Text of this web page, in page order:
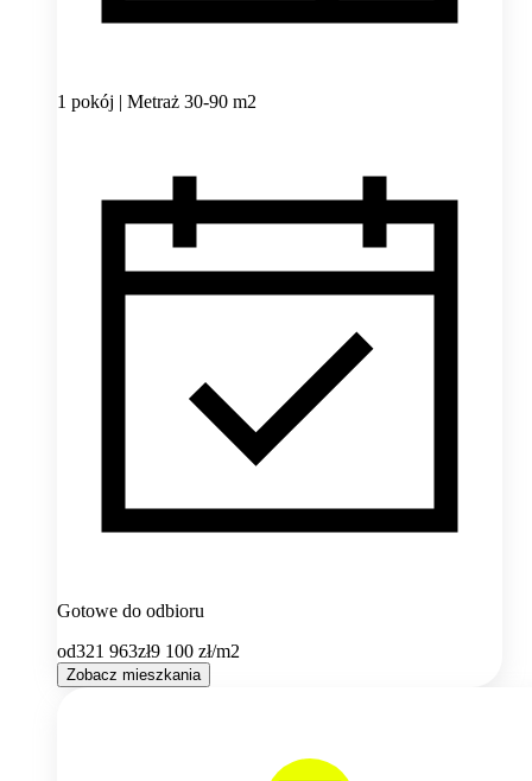
1 pokój | Metraż 30-90 m2
Gotowe do odbioru
od321 963zł9 100 zł/m2
Zobacz mieszkania